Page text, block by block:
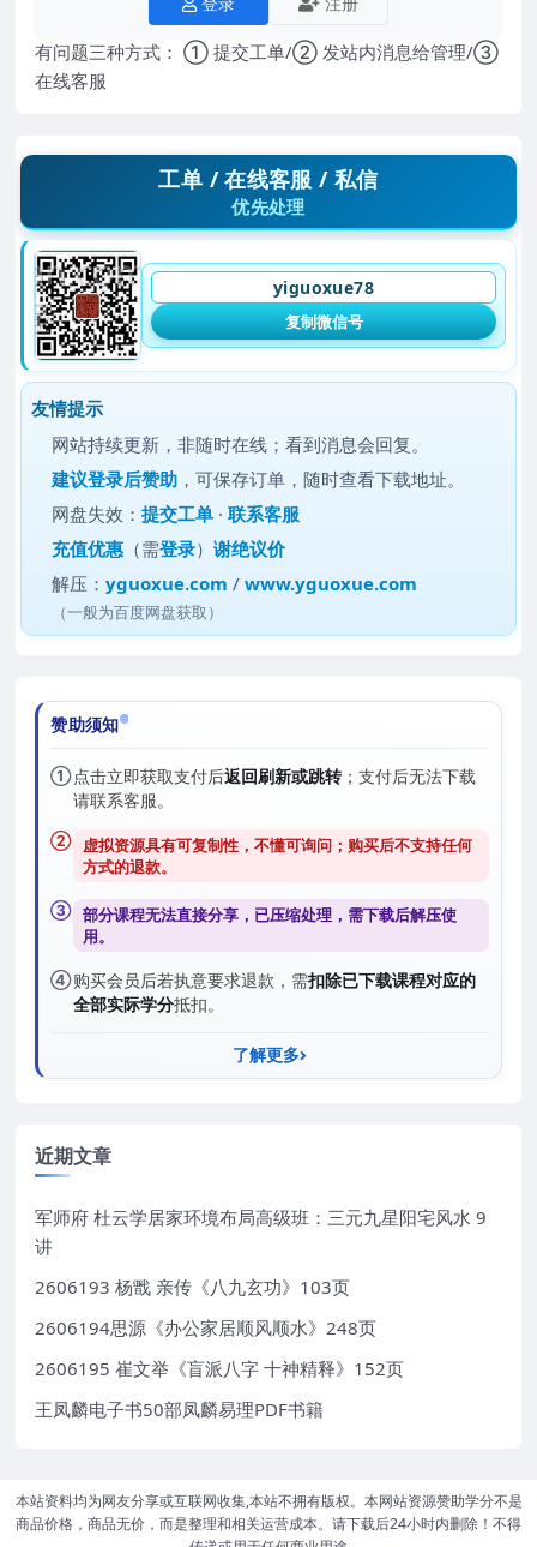
有问题三种方式： ① 提交工单/② 发站内消息给管理/③
在线客服
工单 / 在线客服 / 私信
优先处理
yiguoxue78
复制微信号
友情提示
网站持续更新，非随时在线；看到消息会回复。
建议登录后赞助 ，可保存订单，随时查看下载地址。
网盘失效：提交工单 ·联系客服
充值优惠 （需登录）谢绝议价
解压：yguoxue.com /www.yguoxue.com
（一般为百度网盘获取）
赞助须知
①点击立即获取支付后返回刷新或跳转；支付后无法下载
请联系客服。
② 虚拟资源具有可复制性，不懂可询问；购买后不支持任何
方式的退款。
③ 部分课程无法直接分享，已压缩处理，需下载后解压使
用。
④购买会员后若执意要求退款，需扣除已下载课程对应的
全部实际学分抵扣。
了解更多
近期文章
军师府 杜云学居家环境布局高级班：三元九星阳宅风水 9
讲
2606193 杨戬 亲传《八九玄功》103页
2606194思源《办公家居顺风顺水》248页
2606195 崔文举《盲派八字 十神精释》152页
王凤麟电子书50部凤麟易理PDF书籍
本站资料均为网友分享或互联网收集,本站不拥有版权。本网站资源赞助学分不是
商品价格，商品无价，而是整理和相关运营成本。请下载后24小时内删除！不得